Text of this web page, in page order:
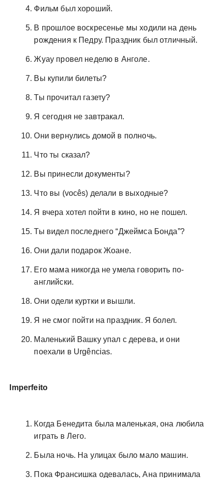
Фильм был хороший.
В прошлое воскресенье мы ходили на день
рождения к Педру. Праздник был отличный.
Жуау провел неделю в Анголе.
Вы купили билеты?
Ты прочитал газету?
Я сегодня не завтракал.
Они вернулись домой в полночь.
Что ты сказал?
Вы принесли документы?
Что вы (vocês) делали в выходные?
Я вчера хотел пойти в кино, но не пошел.
Ты видел последнего “Джеймса Бонда”?
Они дали подарок Жоане.
Его мама никогда не умела говорить по-
английски.
Они одели куртки и вышли.
Я не смог пойти на праздник. Я болел.
Маленький Вашку упал с дерева, и они
поехали в Urgências.
Imperfeito
Когда Бенедита была маленькая, она любила
играть в Лего.
Была ночь. На улицах было мало машин.
Пока Франсишка одевалась, Ана принимала